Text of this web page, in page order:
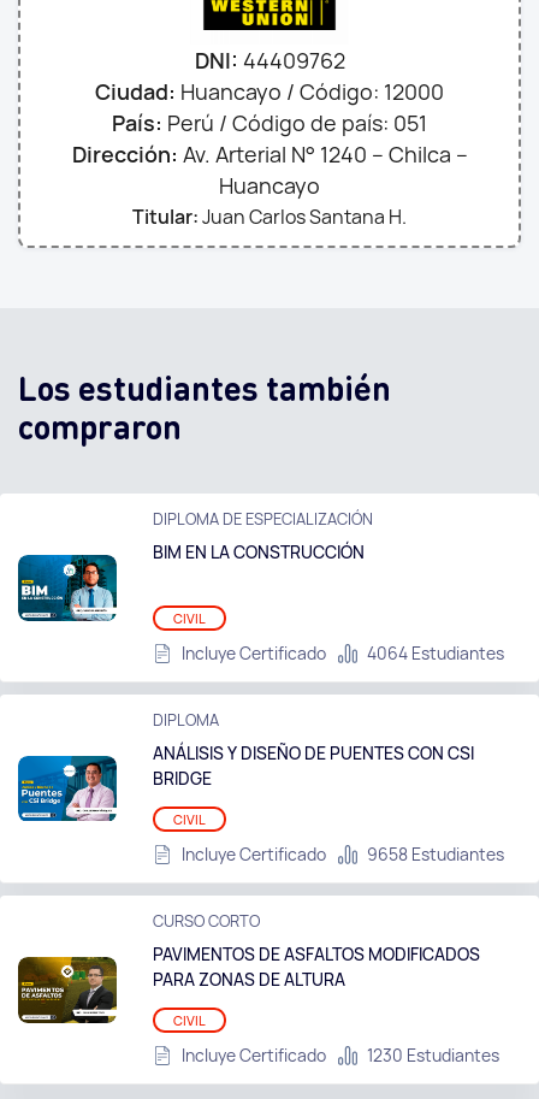
DNI: 44409762
Ciudad: Huancayo / Código: 12000
País: Perú / Código de país: 051
Dirección: Av. Arterial N° 1240 – Chilca –
Huancayo
Titular:Juan Carlos Santana H.
Los estudiantes también
compraron
DIPLOMA DE ESPECIALIZACIÓN
BIM EN LA CONSTRUCCIÓN
CIVIL
Incluye Certificado 4064 Estudiantes
DIPLOMA
ANÁLISIS Y DISEÑO DE PUENTES CON CSI
BRIDGE
CIVIL
Incluye Certificado 9658 Estudiantes
CURSO CORTO
PAVIMENTOS DE ASFALTOS MODIFICADOS
PARA ZONAS DE ALTURA
CIVIL
Incluye Certificado 1230 Estudiantes